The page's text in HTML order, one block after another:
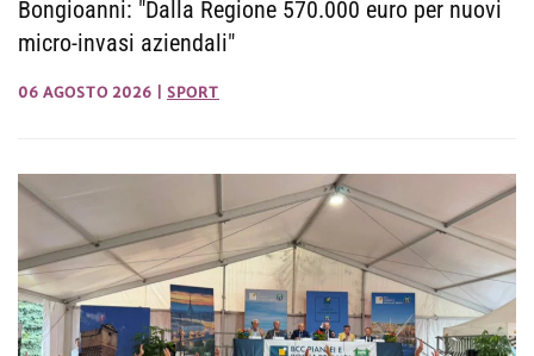
Bongioanni: "Dalla Regione 570.000 euro per nuovi
micro-invasi aziendali"
06 AGOSTO 2026 SPORT